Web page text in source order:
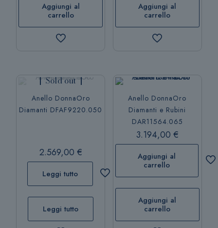
Aggiungi al
carrello
Aggiungi al
carrello
Sold out
Anello DonnaOro
Diamanti DFAF9220.050
2.569,00 €
Leggi tutto
Leggi tutto
Anello DonnaOro
Diamanti e Rubini
DAR11564.065
3.194,00 €
Aggiungi al
carrello
Aggiungi al
carrello